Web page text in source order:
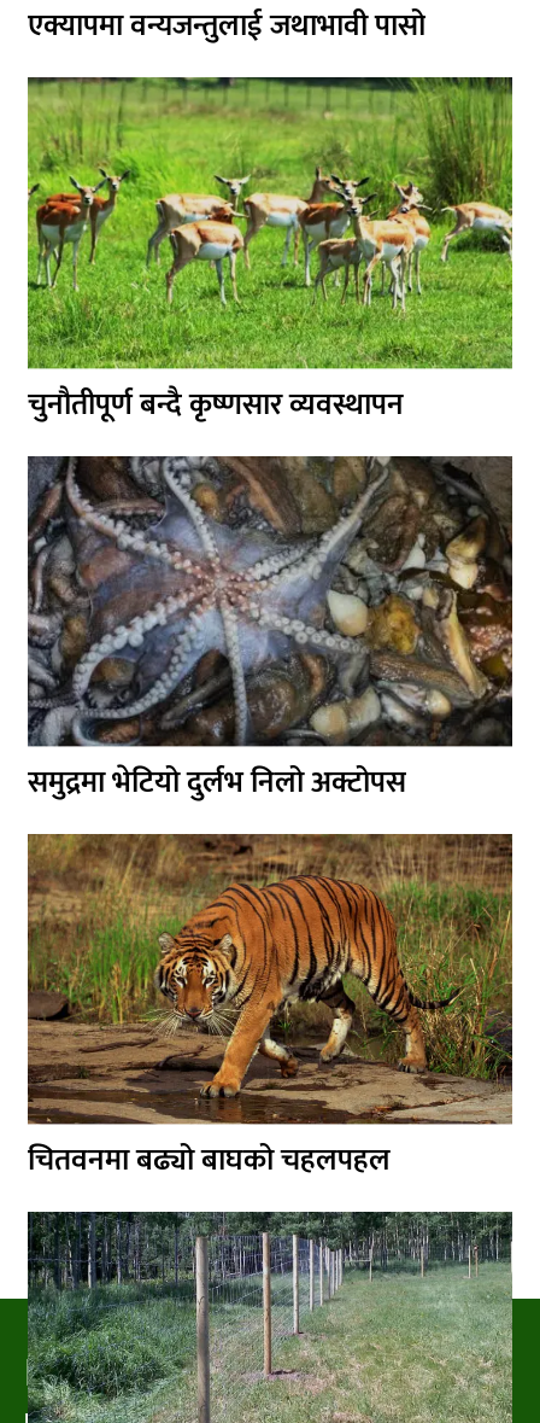
एक्यापमा वन्यजन्तुलाई जथाभावी पासो
चुनौतीपूर्ण बन्दै कृष्णसार व्यवस्थापन
समुद्रमा भेटियो दुर्लभ निलो अक्टोपस
चितवनमा बढ्यो बाघको चहलपहल
PRAKRITIPRESS